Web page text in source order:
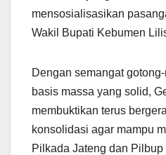
mensosialisasikan
Wakil Bupati Kebumen
Dengan semangat
basis massa yang solid,
membuktikan terus
konsolidasi agar mampu
Pilkada Jateng dan